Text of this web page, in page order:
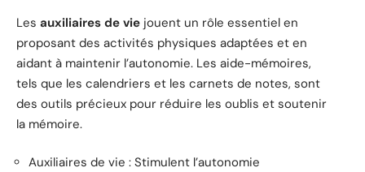
Les auxiliaires de vie jouent un rôle essentiel en
proposant des activités physiques adaptées et en
aidant à maintenir l’autonomie. Les aide-mémoires,
tels que les calendriers et les carnets de notes, sont
des outils précieux pour réduire les oublis et soutenir
la mémoire.
Auxiliaires de vie : Stimulent l’autonomie